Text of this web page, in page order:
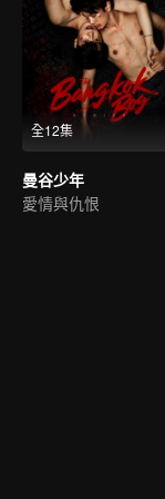
全12集
曼谷少年
愛情與仇恨